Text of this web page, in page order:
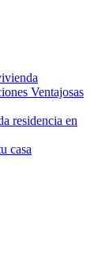
Ventajosas
residencia en
casa